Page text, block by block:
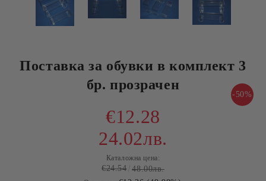
Поставка за обувки в комплект 3
бр. прозрачен
-50%
€12.28
24.02лв.
Каталожна цена:
€24.54 48.00лв.